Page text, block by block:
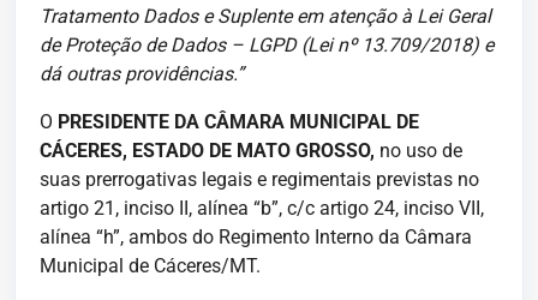
Tratamento Dados e Suplente em atenção à Lei Geral
de Proteção de Dados – LGPD (Lei nº 13.709/2018) e
dá outras providências.”
O PRESIDENTE DA CÂMARA MUNICIPAL DE
CÁCERES, ESTADO DE MATO GROSSO, no uso de
suas prerrogativas legais e regimentais previstas no
artigo 21, inciso II, alínea “b”, c/c artigo 24, inciso VII,
alínea “h”, ambos do Regimento Interno da Câmara
Municipal de Cáceres/MT.